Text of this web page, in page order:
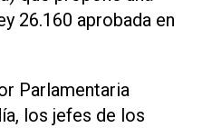
26.160 aprobada en
Parlamentaria
los jefes de los